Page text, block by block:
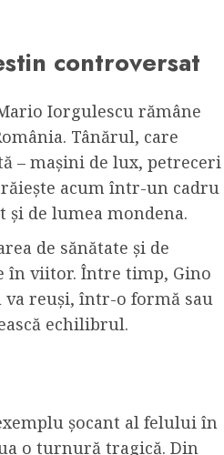
controversat
Iorgulescu rămâne
Tânărul, care
– mașini de lux, petreceri
acum într-un cadru
de lumea mondena.
de sănătate și de
în viitor. Între timp, Gino
va reuși, într-o formă sau
echilibrul.
șocant al felului în
o turnură tragică. Din